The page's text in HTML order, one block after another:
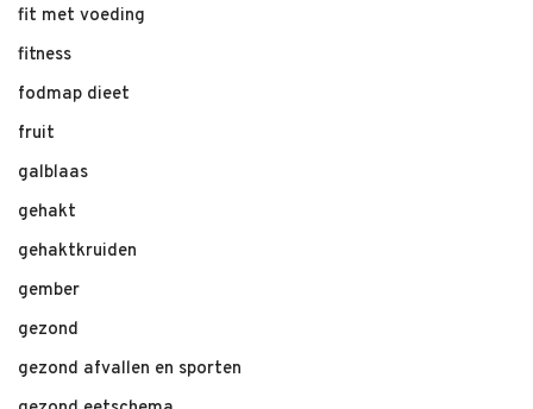
fit met voeding
fitness
fodmap dieet
fruit
galblaas
gehakt
gehaktkruiden
gember
gezond
gezond afvallen en sporten